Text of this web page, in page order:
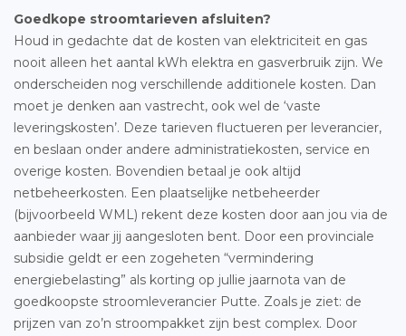
Goedkope stroomtarieven afsluiten?
Houd in gedachte dat de kosten van elektriciteit en gas
nooit alleen het aantal kWh elektra en gasverbruik zijn. We
onderscheiden nog verschillende additionele kosten. Dan
moet je denken aan vastrecht, ook wel de ‘vaste
leveringskosten’. Deze tarieven fluctueren per leverancier,
en beslaan onder andere administratiekosten, service en
overige kosten. Bovendien betaal je ook altijd
netbeheerkosten. Een plaatselijke netbeheerder
(bijvoorbeeld WML) rekent deze kosten door aan jou via de
aanbieder waar jij aangesloten bent. Door een provinciale
subsidie geldt er een zogeheten “vermindering
energiebelasting” als korting op jullie jaarnota van de
goedkoopste stroomleverancier Putte. Zoals je ziet: de
prijzen van zo’n stroompakket zijn best complex. Door